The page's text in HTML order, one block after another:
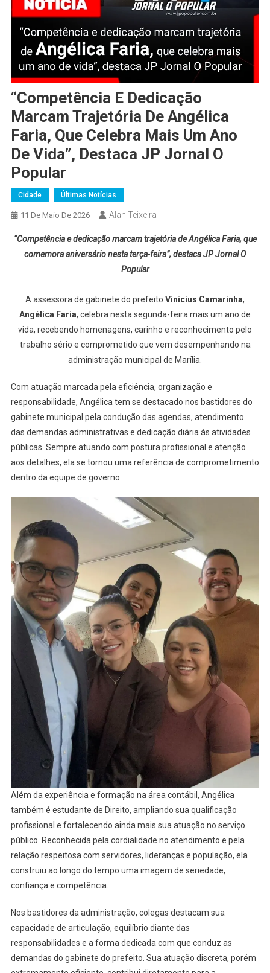
“Competência E Dedicação
Marcam Trajetória De Angélica
Faria, Que Celebra Mais Um Ano
De Vida”, Destaca JP Jornal O
Popular
Cidade Últimas Notícias
11 De Maio De 2026 Alan Teixeira
“Competência e dedicação marcam trajetória de Angélica Faria, que
comemora aniversário nesta terça-feira”, destaca JP Jornal O
Popular
A assessora de gabinete do prefeito Vinicius Camarinha,
Angélica Faria, celebra nesta segunda-feira mais um ano de
vida, recebendo homenagens, carinho e reconhecimento pelo
trabalho sério e comprometido que vem desempenhando na
administração municipal de Marília.
Com atuação marcada pela eficiência, organização e
responsabilidade, Angélica tem se destacado nos bastidores do
gabinete municipal pela condução das agendas, atendimento
das demandas administrativas e dedicação diária às atividades
públicas. Sempre atuando com postura profissional e atenção
aos detalhes, ela se tornou uma referência de comprometimento
dentro da equipe de governo.
Além da experiência e formação na área contábil, Angélica
também é estudante de Direito, ampliando sua qualificação
profissional e fortalecendo ainda mais sua atuação no serviço
público. Reconhecida pela cordialidade no atendimento e pela
relação respeitosa com servidores, lideranças e população, ela
construiu ao longo do tempo uma imagem de seriedade,
confiança e competência.
Nos bastidores da administração, colegas destacam sua
capacidade de articulação, equilíbrio diante das
responsabilidades e a forma dedicada com que conduz as
demandas do gabinete do prefeito. Sua atuação discreta, porém